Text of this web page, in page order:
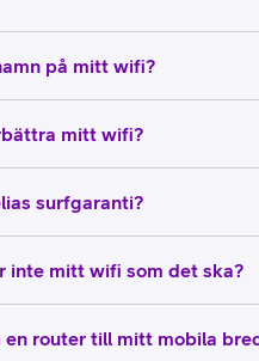
på mitt wifi?
mitt wifi?
surfgaranti?
inte mitt wifi som det ska?
en router till mitt mobila